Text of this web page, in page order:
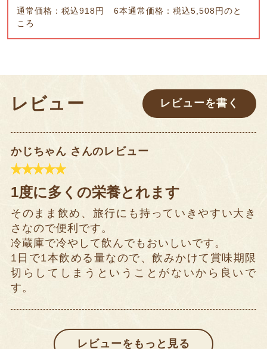
通常価格：税込918円 6本通常価格：税込5,508円のと
ころ
レビュー レビューを書く
かじちゃん さんのレビュー
1度に多くの栄養とれます
そのまま飲め、旅行にも持っていきやすい大き
さなので便利です。
冷蔵庫で冷やして飲んでもおいしいです。
1日で1本飲める量なので、飲みかけて賞味期限
切らしてしまうということがないから良いで
す。